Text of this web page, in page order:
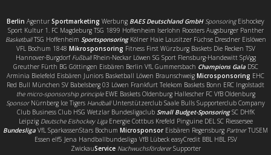
Berlin Agentur Sportmarketing Werbung BAES Deutschland GmbH SponsoringEishockey
Sport Kultur 1. FC Magdeburg TSG 1899 Hoffenheim Iserlohn Roosters Augsburger Panther
BasketballTSG Hoffenheim SportsponsoringKölner Haie Lausitzer Füchse Dresdner Eislöwen
VFL Bochum 1848 Mikrosponsoring Fitness First Würzburg Baskets Die Recken TSV
Hannover-Burgdorf FußballRhein-Neckar Löwen SG Sport Flensburg-Handewitt SpVgg
Greuther Fürth BG Göttingen Eisbären Berlin VfL Gummersbach Champions GalaDSC
Arminia Bielefeld Eisbären Juniors Basketball Löwen Braunschweig Microsponsoring EHC
Red Bull München SV Babelsberg 03 Löwen Frankfurt Telekom Baskets Bonn ERC Ingolstadt
the micro-sponsorship principleEWE Baskets Oldenburg Hallescher FC VfB Oldenburg
SponsorNürnberg Ice Tigers HandballUnterstützerclub Saale Bulls Supporterclub Company
Club Business Club HSG Wetzlar Bundesligaclub Small Budget-SponsoringSC DHfK
Leipzig Deutsche Eishockey LigaEnergie Cottbus Krefeld Pinguine DEL SC Riessersee
Bundesliga VfL SparkassenStars Bochum MicrosponsorEisbären Regensburg PartnerTUSEM
Essen elf5 Jena Handballbundesliga VfB Lübeck easyCredit BBL HBL FSV
ZwickauService NachwuchsfördererSupporter